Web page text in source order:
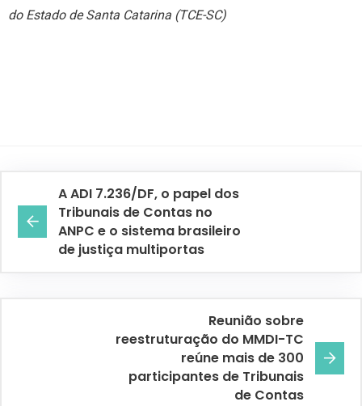
do Estado de Santa Catarina (TCE-SC)
A ADI 7.236/DF, o papel dos
Tribunais de Contas no
ANPC e o sistema brasileiro
de justiça multiportas
Reunião sobre
reestruturação do MMDI-TC
reúne mais de 300
participantes de Tribunais
de Contas